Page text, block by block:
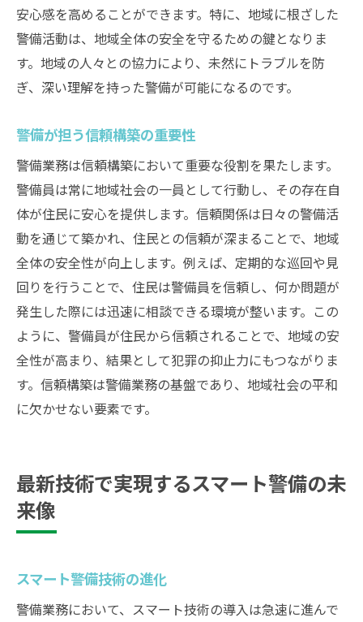
安心感を高めることができます。特に、地域に根ざした
警備活動は、地域全体の安全を守るための鍵となりま
す。地域の人々との協力により、未然にトラブルを防
ぎ、深い理解を持った警備が可能になるのです。
警備が担う信頼構築の重要性
警備業務は信頼構築において重要な役割を果たします。
警備員は常に地域社会の一員として行動し、その存在自
体が住民に安心を提供します。信頼関係は日々の警備活
動を通じて築かれ、住民との信頼が深まることで、地域
全体の安全性が向上します。例えば、定期的な巡回や見
回りを行うことで、住民は警備員を信頼し、何か問題が
発生した際には迅速に相談できる環境が整います。この
ように、警備員が住民から信頼されることで、地域の安
全性が高まり、結果として犯罪の抑止力にもつながりま
す。信頼構築は警備業務の基盤であり、地域社会の平和
に欠かせない要素です。
最新技術で実現するスマート警備の未
来像
スマート警備技術の進化
警備業務において、スマート技術の導入は急速に進んで